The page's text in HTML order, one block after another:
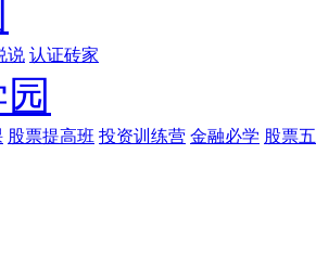
说 认证砖家
股票提高班 投资训练营 金融必学 股票